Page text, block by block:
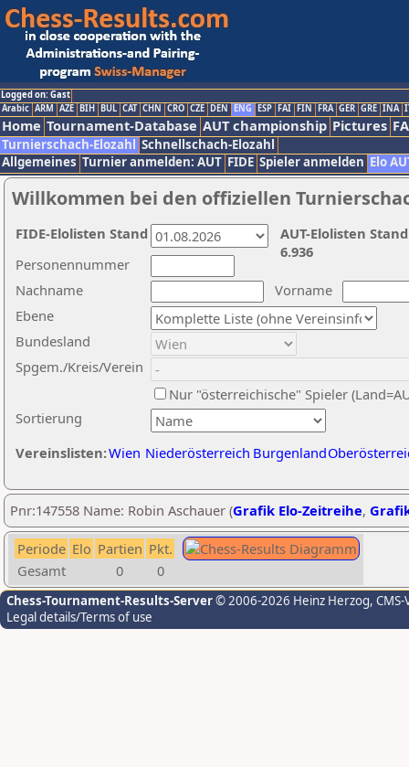
Logged on: Gast
Arabic ARM AZE BIH BUL CAT CHN CRO CZE DEN ENG ESP FAI FIN FRA GER GRE INA
Home Tournament-Database AUT championship Pictures
Turnierschach-Elozahl Schnellschach-Elozahl
Allgemeines Turnier anmelden: AUT FIDE Spieler anmelden Elo
Willkommen bei den offiziellen
Nachname
Vorname
Ebene
Sortierung
Personennummer
Bundesland
Spgem./Kreis/Verein
Nur "österreichische" Spieler
Vereinslisten:Wien Niederösterreich Burgenland
AUT-Elolisten
6.936
FIDE-Elolisten Stand
Pnr:147558 Name: Robin Aschauer (Grafik Elo-Zeitreihe,
Periode Elo Partien Pkt.
Gesamt
0 0
Chess-Tournament-Results-Server© 2006-2026 Heinz Herzog,
Legal details/Terms of use